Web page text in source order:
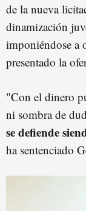
de la nueva
dinamización
imponiéndose a
presentado la
"Con el dinero
ni sombra de
se defiende
ha sentenciado